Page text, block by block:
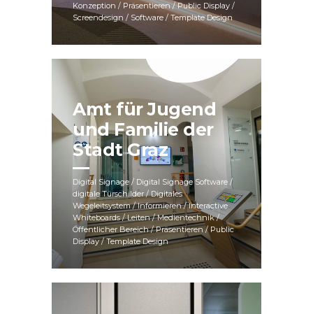
Konzeption / Präsentieren / Public Display /
Screendesign / Software / Template Design
Amt für Jugend
und Familie der
Stadt Graz
Digital Signage / Digital Signage Software /
digitale Türschilder / Digitales
Wegeleitsystem / Informieren / Interactive
Whiteboards / Leiten / Medientechnik /
Öffentlicher Bereich / Präsentieren / Public
Display / Template Design